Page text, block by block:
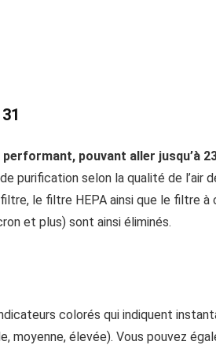
pouvant aller jusqu’à
purification selon la qualité de
le filtre HEPA ainsi que le filtre
et plus) sont ainsi éliminés.
colorés qui indiquent
élevée). Vous pouvez